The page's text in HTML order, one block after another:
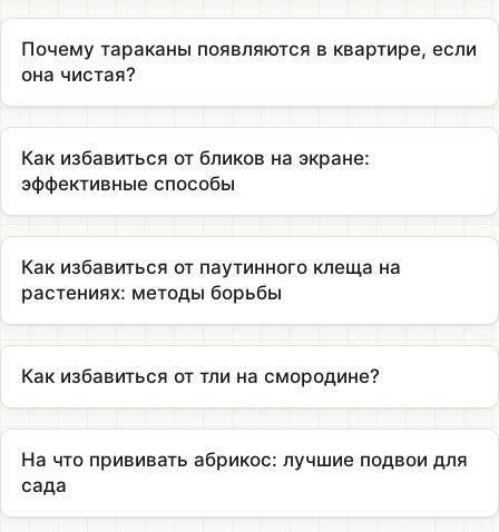
Почему тараканы появляются в квартире, если
она чистая?
Как избавиться от бликов на экране:
эффективные способы
Как избавиться от паутинного клеща на
растениях: методы борьбы
Как избавиться от тли на смородине?
На что прививать абрикос: лучшие подвои для
сада